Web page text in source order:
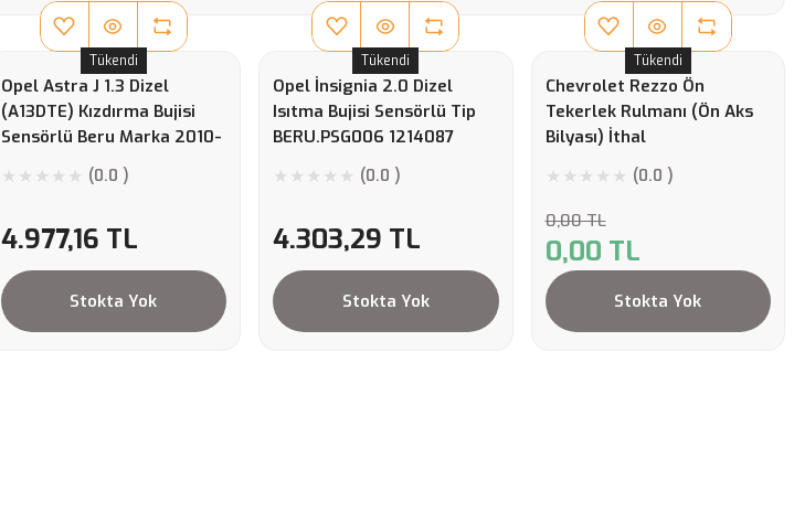
Tükendi
Opel Astra J 1.3 Dizel
(A13DTE) Kızdırma Bujisi
Sensörlü Beru Marka 2010-
2011 Model BERU.PSG003
(0.0 )
4.977,16 TL
Stokta Yok
Tükendi
Opel İnsignia 2.0 Dizel
Isıtma Bujisi Sensörlü Tip
BERU.PSG006 1214087
(0.0 )
4.303,29 TL
Stokta Yok
Tükendi
Chevrolet Rezzo Ön
Tekerlek Rulmanı (Ön Aks
Bilyası) İthal
(0.0 )
0,00 TL
0,00 TL
Stokta Yok